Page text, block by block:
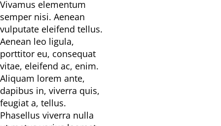
Vivamus elementum
semper nisi. Aenean
vulputate eleifend tellus.
Aenean leo ligula,
porttitor eu, consequat
vitae, eleifend ac, enim.
Aliquam lorem ante,
dapibus in, viverra quis,
feugiat a, tellus.
Phasellus viverra nulla